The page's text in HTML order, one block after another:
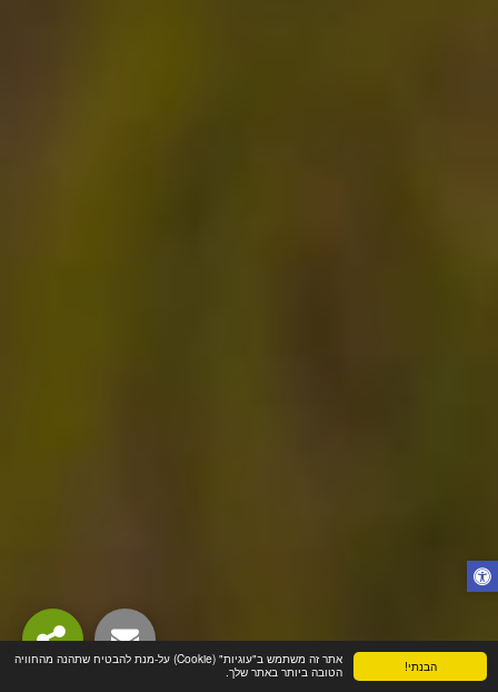
הבנתי!
אתר זה משתמש ב"עוגיות" (Cookie) על-מנת להבטיח שתהנה מהחוויה
הטובה ביותר באתר שלך.